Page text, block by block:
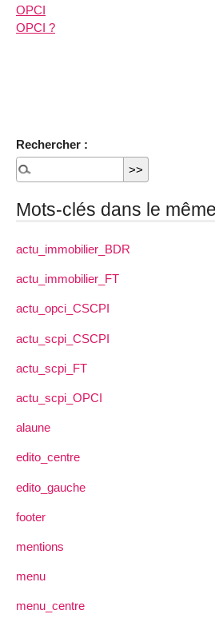
OPCI
OPCI ?
Rechercher :
Mots-clés dans le
actu_immobilier_BDR
actu_immobilier_FT
actu_opci_CSCPI
actu_scpi_CSCPI
actu_scpi_FT
actu_scpi_OPCI
alaune
edito_centre
edito_gauche
footer
mentions
menu
menu_centre